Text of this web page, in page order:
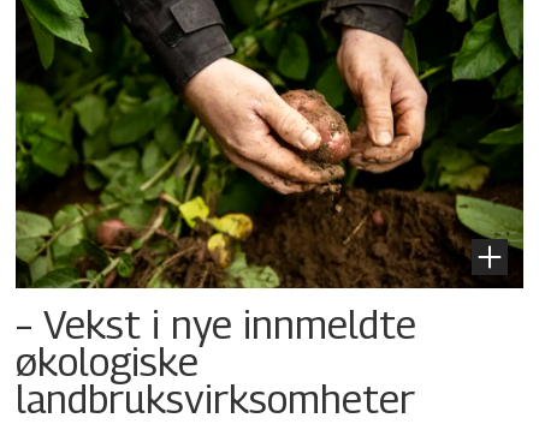
– Vekst i nye innmeldte
økologiske
landbruksvirksomheter